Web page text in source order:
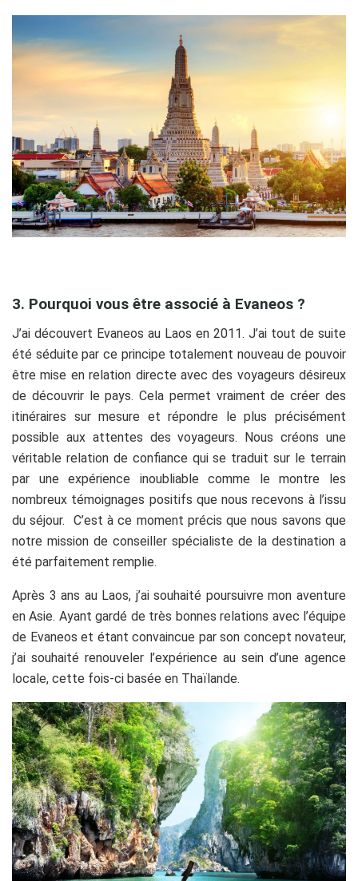
3. Pourquoi vous être associé à Evaneos ?
J’ai découvert Evaneos au Laos en 2011. J’ai tout de suite
été séduite par ce principe totalement nouveau de pouvoir
être mise en relation directe avec des voyageurs désireux
de découvrir le pays. Cela permet vraiment de créer des
itinéraires sur mesure et répondre le plus précisément
possible aux attentes des voyageurs. Nous créons une
véritable relation de confiance qui se traduit sur le terrain
par une expérience inoubliable comme le montre les
nombreux témoignages positifs que nous recevons à l’issu
du séjour. C’est à ce moment précis que nous savons que
notre mission de conseiller spécialiste de la destination a
été parfaitement remplie.
Après 3 ans au Laos, j’ai souhaité poursuivre mon aventure
en Asie. Ayant gardé de très bonnes relations avec l’équipe
de Evaneos et étant convaincue par son concept novateur,
j’ai souhaité renouveler l’expérience au sein d’une agence
locale, cette fois-ci basée en Thaïlande.